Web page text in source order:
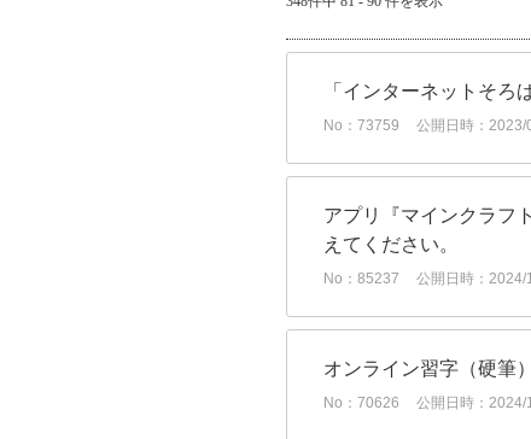
「インターネットそろ
No：73759 公開日時：2023/
アプリ『マインクラフ
えてください。
No：85237 公開日時：2024/
オンライン習字（硬筆
No：70626 公開日時：2024/